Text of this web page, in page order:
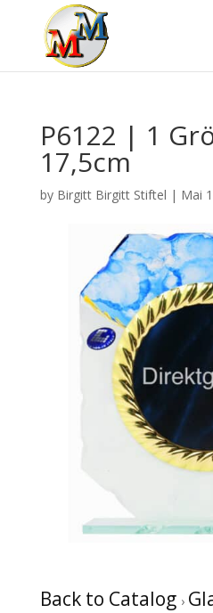
P6122 | 1
17,5cm
by Birgitt Birgitt Stiftel | Mai
Back to Catalog